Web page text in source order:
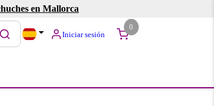
en Mallorca
Iniciar sesión
0